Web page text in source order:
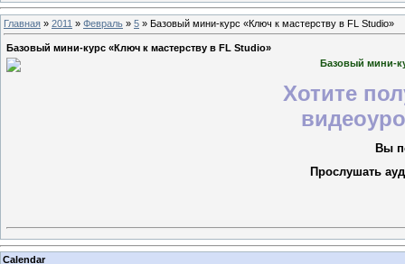
Главная » 2011 » Февраль » 5 » Базовый мини-курс «Ключ к мастерству в FL Studio»
Базовый мини-курс «Ключ к мастерству в FL Studio»
Базовый мини-
Хотите
Вы
Прослушать
Calendar